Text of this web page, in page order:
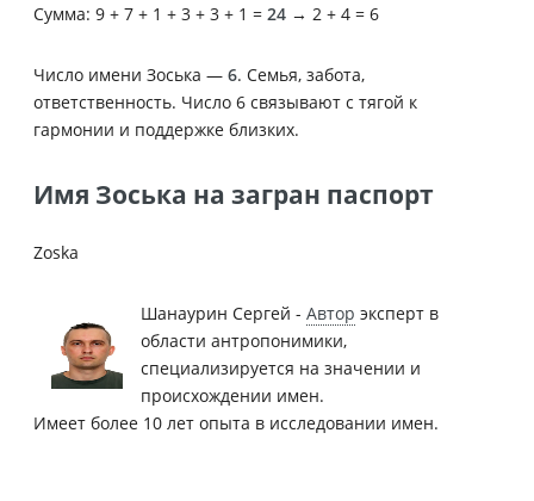
Сумма: 9 + 7 + 1 + 3 + 3 + 1 = 24 → 2 + 4 = 6
Число имени Зоська — 6. Семья, забота,
ответственность. Число 6 связывают с тягой к
гармонии и поддержке близких.
Имя Зоська на загран паспорт
Zoska
Шанаурин Сергей - Автор эксперт в
области антропонимики,
специализируется на значении и
происхождении имен.
Имеет более 10 лет опыта в исследовании имен.